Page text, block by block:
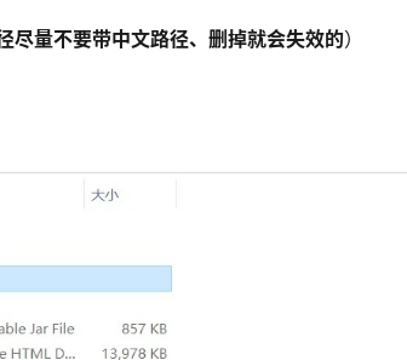
尽量不要带中文路径、删掉就会失效的）